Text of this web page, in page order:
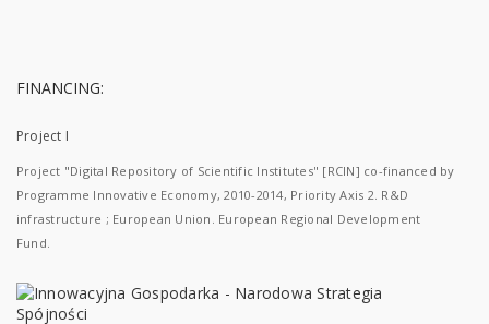
FINANCING:
Project I
Project "Digital Repository of Scientific Institutes" [RCIN] co-financed by
Programme Innovative Economy, 2010-2014, Priority Axis 2. R&D
infrastructure ; European Union. European Regional Development
Fund.